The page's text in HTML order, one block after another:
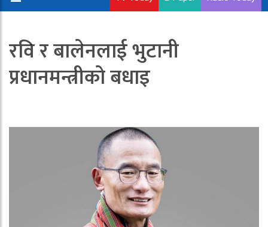
रवि र बालेनलाई भुटानी
प्रधानमन्त्रीको बधाइ